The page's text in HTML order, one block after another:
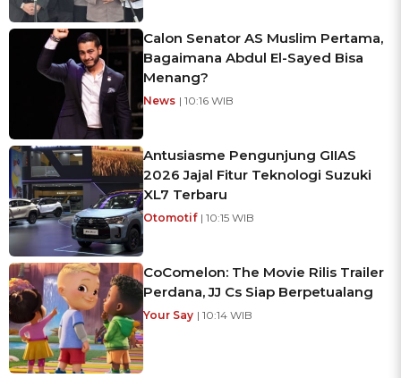
Calon Senator AS Muslim Pertama,
Bagaimana Abdul El-Sayed Bisa
Menang?
News | 10:16 WIB
Antusiasme Pengunjung GIIAS
2026 Jajal Fitur Teknologi Suzuki
XL7 Terbaru
Otomotif | 10:15 WIB
CoComelon: The Movie Rilis Trailer
Perdana, JJ Cs Siap Berpetualang
Your Say | 10:14 WIB